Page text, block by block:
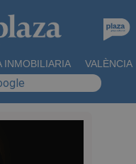
INMOBILIARIA VALÈNCIA